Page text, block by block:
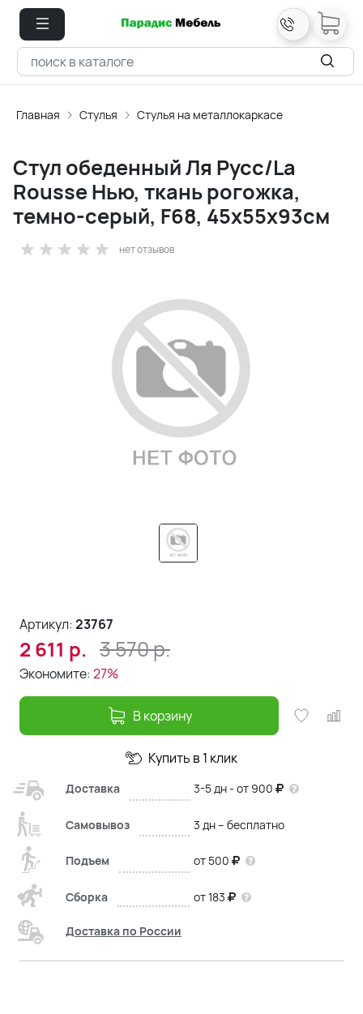
Главная Стулья Стулья на металлокаркасе
Стул обеденный Ля Русс/La
Rousse Нью, ткань рогожка,
темно-серый, F68, 45х55х93см
нет отзывов
Артикул:23767
2 611 р. 3 570р.
Экономите:27%
В корзину
Купить в 1 клик
Доставка 3-5 дн - от 900
Самовывоз 3 дн – бесплатно
Подъем от 500
Сборка от 183
Доставка по России